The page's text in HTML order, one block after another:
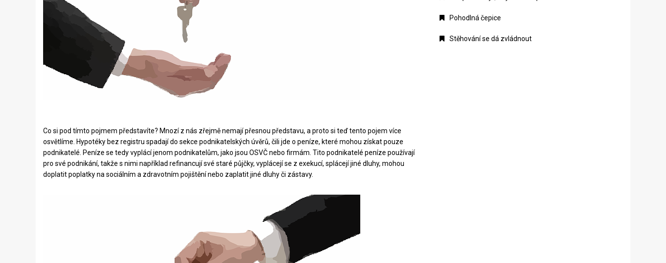
Co si pod tímto pojmem představíte? Mnozí z nás zřejmě nemají přesnou představu, a proto si teď tento pojem více
osvětlíme. Hypotéky bez registru spadají do sekce podnikatelských úvěrů, čili jde o peníze, které mohou získat pouze
podnikatelé. Peníze se tedy vyplácí jenom podnikatelům, jako jsou OSVČ nebo firmám. Tito podnikatelé peníze používají
pro své podnikání, takže s nimi například refinancují své staré půjčky, vyplácejí se z exekucí, splácejí jiné dluhy, mohou
doplatit poplatky na sociálním a zdravotním pojištění nebo zaplatit jiné dluhy či zástavy.
Pohodlná čepice
Stěhování se dá zvládnout